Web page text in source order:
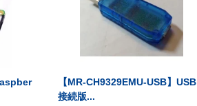
【MR-CH9329EMU-USB】USB
接続版...